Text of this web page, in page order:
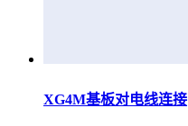
XG4M基板对电线连接